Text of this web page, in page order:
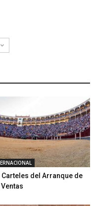
Carteles del Arranque de
Ventas